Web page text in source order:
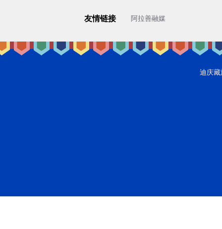
友情链接 阿拉善融媒
迪庆